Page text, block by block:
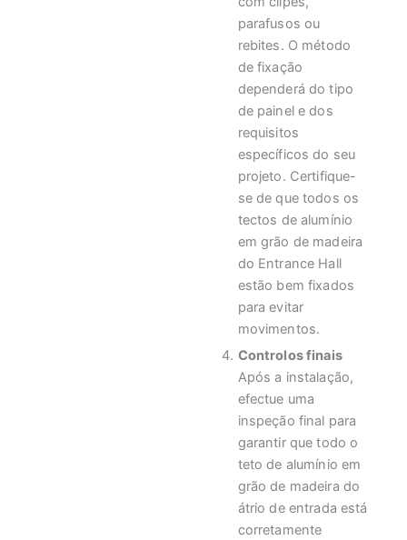
parafusos ou
rebites. O método
de fixação
dependerá do tipo
de painel e dos
requisitos
específicos do seu
projeto. Certifique-
se de que todos os
tectos de alumínio
em grão de madeira
do Entrance Hall
estão bem fixados
para evitar
movimentos.
Controlos finais
Após a instalação,
efectue uma
inspeção final para
garantir que todo o
teto de alumínio em
grão de madeira do
átrio de entrada está
corretamente